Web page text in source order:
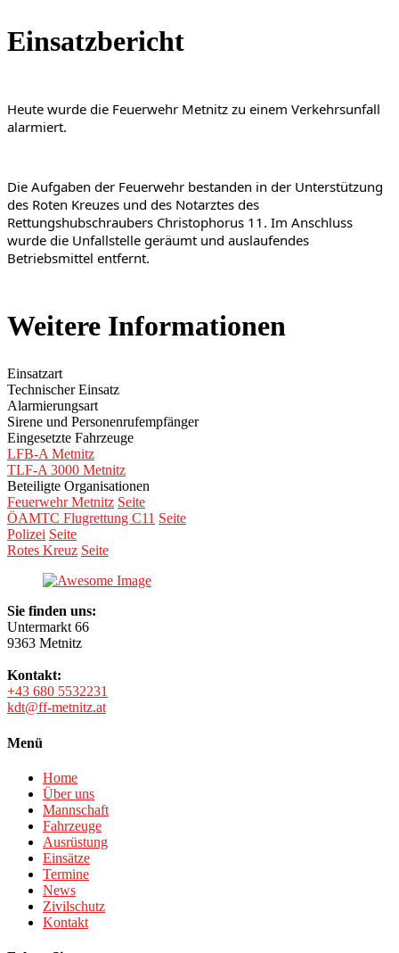
Einsatzbericht
Heute wurde die Feuerwehr Metnitz zu einem Verkehrsunfall
alarmiert.
Die Aufgaben der Feuerwehr bestanden in der Unterstützung
des Roten Kreuzes und des Notarztes des
Rettungshubschraubers Christophorus 11. Im Anschluss
wurde die Unfallstelle geräumt und auslaufendes
Betriebsmittel entfernt.
Weitere Informationen
Einsatzart
Technischer Einsatz
Alarmierungsart
Sirene und Personenrufempfänger
Eingesetzte Fahrzeuge
LFB-A Metnitz
TLF-A 3000 Metnitz
Beteiligte Organisationen
Feuerwehr Metnitz Seite
ÖAMTC Flugrettung C11 Seite
Polizei Seite
Rotes Kreuz Seite
Sie finden uns:
Untermarkt 66
9363 Metnitz
Kontakt:
+43 680 5532231
kdt@ff-metnitz.at
Menü
Home
Über uns
Mannschaft
Fahrzeuge
Ausrüstung
Einsätze
Termine
News
Zivilschutz
Kontakt